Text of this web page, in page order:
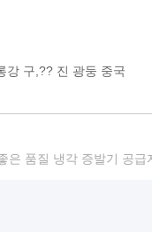
강 구,?? 진 광둥 중국
은 품질 냉각 증발기 공